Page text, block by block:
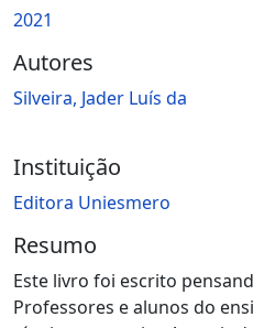
2021
Autores
Silveira, Jader Luís da
Instituição
Editora Uniesmero
Resumo
Este livro foi escrito
Professores e alunos do